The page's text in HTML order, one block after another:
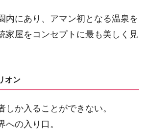
内にあり、アマン初となる温泉を
家屋をコンセプトに最も美しく見
オン
しか入ることができない。
への入り口。